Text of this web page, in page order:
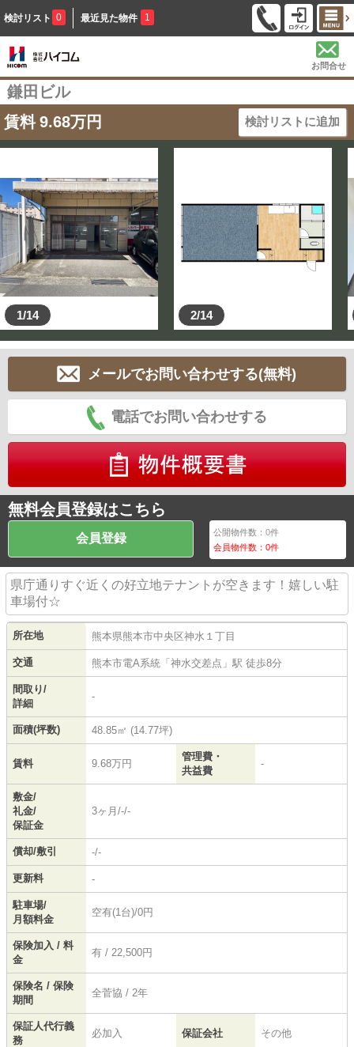
検討リスト 0 最近見た物件 1
お問合せ
鎌田ビル
賃料 9.68万円 検討リストに追加
1/14 2/14
メールでお問い合わせする(無料)
電話でお問い合わせする
無料会員登録はこちら
会員登録 公開物件数：0件
会員物件数：0件
県庁通りすぐ近くの好立地テナントが空きます！嬉しい駐
車場付☆
所在地 熊本県熊本市中央区神水 １丁目
交通 熊本市電A系統 「神水交差点 」駅 徒歩8分
間取り/
詳細
-
面積(坪数) 48.85㎡ (14.77坪)
賃料 9.68万円
管理費・
共益費
-
敷金/
礼金/
保証金
3ヶ月/-/-
償却/敷引 -/-
更新料 -
駐車場/
月額料金
空有(1台)/0円
保険加入 / 料
金
有 / 22,500円
保険名 / 保険
期間
全菅協 / 2年
保証人代行義
務
必加入 保証会社 その他